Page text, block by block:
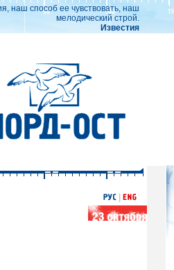
наш способ ее чувствовать, наш
мелодический строй.
Известия